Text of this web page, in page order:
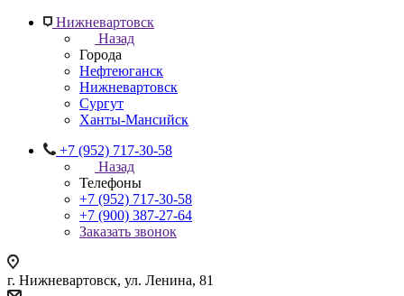
Нижневартовск
Назад
Города
Нефтеюганск
Нижневартовск
Сургут
Ханты-Мансийск
+7 (952) 717-30-58
Назад
Телефоны
+7 (952) 717-30-58
+7 (900) 387-27-64
Заказать звонок
г. Нижневартовск, ул. Ленина, 81